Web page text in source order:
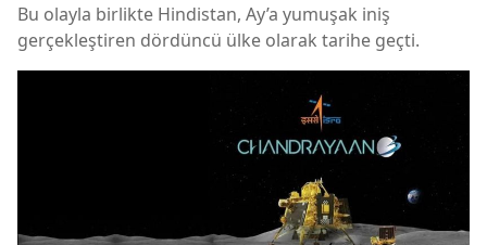
Bu olayla birlikte Hindistan, Ay’a yumuşak iniş
gerçekleştiren dördüncü ülke olarak tarihe geçti.